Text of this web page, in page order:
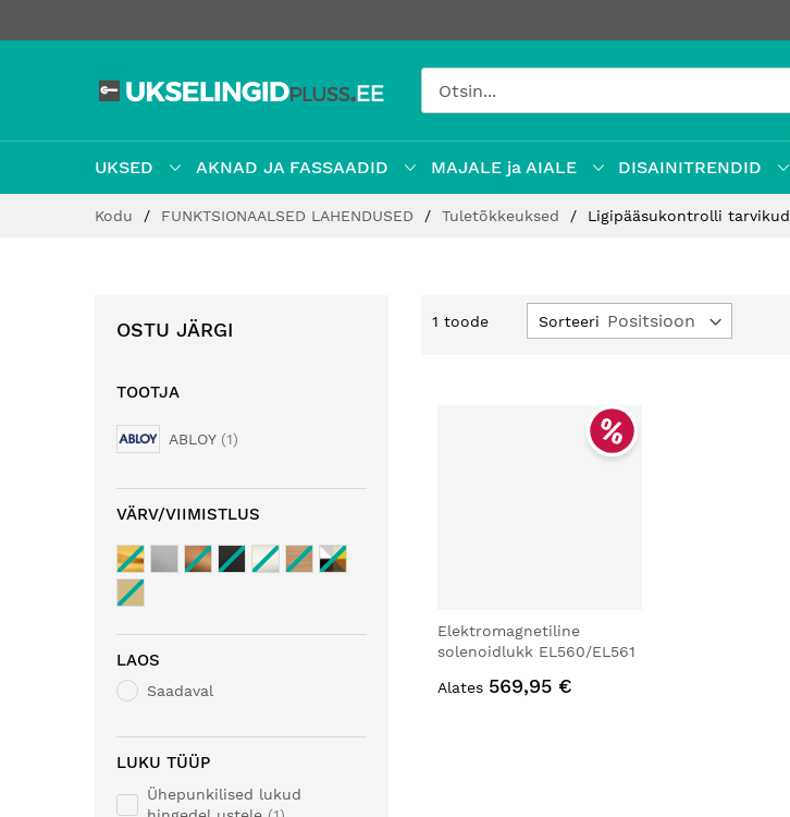
UKSED AKNAD JA FASSAADID MAJALE ja AIALE DISAINITRENDID
Kodu FUNKTSIONAALSED LAHENDUSED Tuletõkkeuksed Ligipääsukontrolli tarvikud
1 toode Sorteeri
Elektromagnetiline
solenoidlukk EL560/EL561
Alates 569,95 €
OSTU JÄRGI
TOOTJA
ABLOY 1
VÄRV/VIIMISTLUS
LAOS
Saadaval
LUKU TÜÜP
Ühepunkilised lukud